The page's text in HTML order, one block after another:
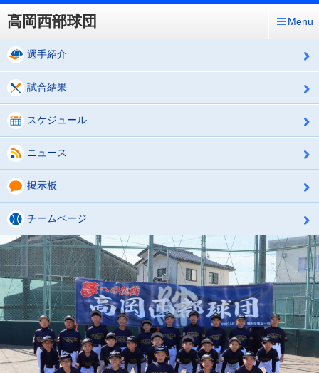
高岡西部球団 Menu
選手紹介
試合結果
スケジュール
ニュース
掲示板
チームページ